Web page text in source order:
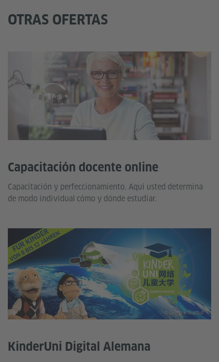
OTRAS OFERTAS
Capacitación docente online
Capacitación y perfeccionamiento. Aquí usted determina
de modo individual cómo y dónde estudiar.
KinderUni Digital Alemana
© Goethe-Institut